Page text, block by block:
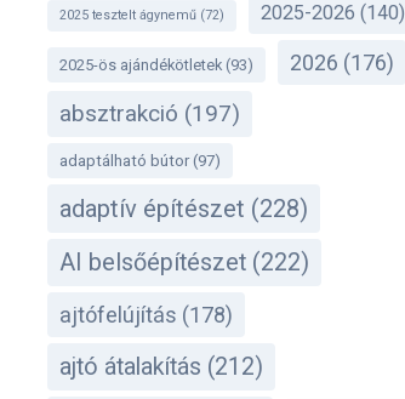
2025 tesztelt ágynemű(72) 2025-2026 (140)
2025-ös ajándékötletek(93) 2026 (176)
absztrakció (197)
adaptálható bútor(97)
adaptív építészet (228)
AI belsőépítészet(222)
ajtófelújítás (178)
ajtó átalakítás (212)